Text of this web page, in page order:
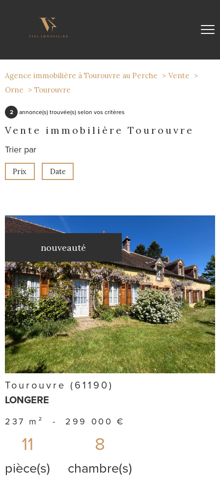
Agence immobilière à Tourouvre au Perche
Vente
Orne
Tourouvre
2 annonce(s) trouvée(s) selon vos critères
Vente immobilière Tourouvre
Trier par
Prix Date
nouveauté
voir le
bien
Tourouvre (61190)
LONGERE
237 m² - 299 000 €
11
pièce(s)
8
chambre(s)